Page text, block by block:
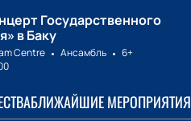
Государственного
в Баку
Centre Ансамбль
6+
БЛИЖАЙШИЕ МЕРОПРИЯТИЯ